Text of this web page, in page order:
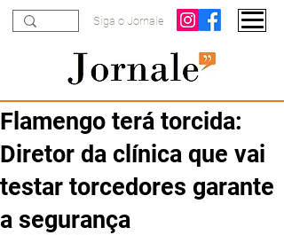
Siga o Jornale
Flamengo terá torcida:
Diretor da clínica que vai
testar torcedores garante
a segurança